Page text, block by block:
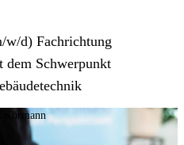
d) Fachrichtung
dem Schwerpunkt
Körmann